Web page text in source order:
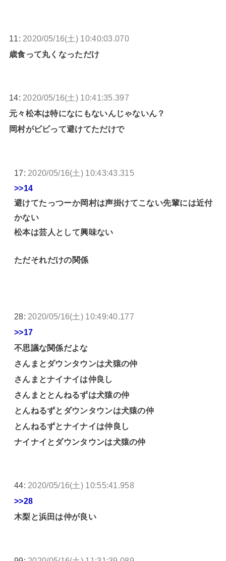
11: 2020/05/16(土) 10:40:03.070
歳食って丸くなっただけ
14: 2020/05/16(土) 10:41:35.397
元々松本は特になにもないんじゃないん？
岡村がビビって避けてただけで
17: 2020/05/16(土) 10:43:43.315
>>14
避けてたっつーか岡村は声掛けてこない先輩には近付
かない
松本は芸人として興味ない
ただそれだけの関係
28: 2020/05/16(土) 10:49:40.177
>>17
不思議な関係だよな
さんまとダウンタウンは犬猿の仲
さんまとナイナイは仲良し
さんまととんねるずは犬猿の仲
とんねるずとダウンタウンは犬猿の仲
とんねるずとナイナイは仲良し
ナイナイとダウンタウンは犬猿の仲
44: 2020/05/16(土) 10:55:41.958
>>28
木梨と浜田は仲が良い